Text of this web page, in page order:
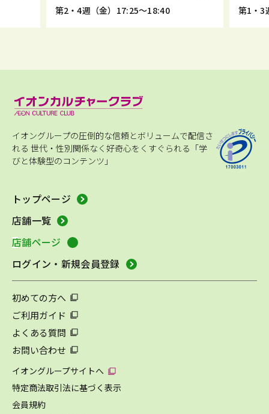
第2・4週（金）17:25～18:40
第1・3
イオングループの圧倒的な信頼とボリュームで配信さ
れる 世代・性別関係なく好奇心をくすぐられる「学
びと体験型のコンテンツ」
トップページ
店舗一覧
店舗ページ
ログイン・新規会員登録
初めての方へ
ご利用ガイド
よくある質問
お問い合わせ
イオングループサイトへ
特定商法取引法に基づく表示
会員規約